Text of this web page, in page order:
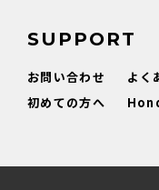
SUPPORT
お問い合わせ よく
初めての方へ